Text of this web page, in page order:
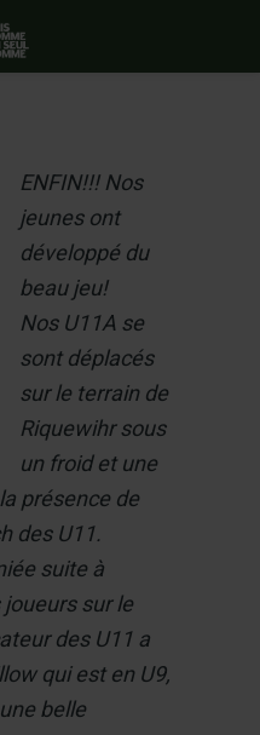
ENFIN!!! Nos
jeunes ont
développé du
beau jeu!
Nos U11A se
sont déplacés
sur le terrain de
Riquewihr sous
un froid et une
présence de
des U11.
suite à
sur le
des U11 a
qui est en U9,
belle